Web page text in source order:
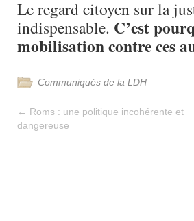
Le regard citoyen sur la
indispensable. C’est
mobilisation contre ces
Communiqués de la LDH
← Roms : une politique incohérente et
dangereuse